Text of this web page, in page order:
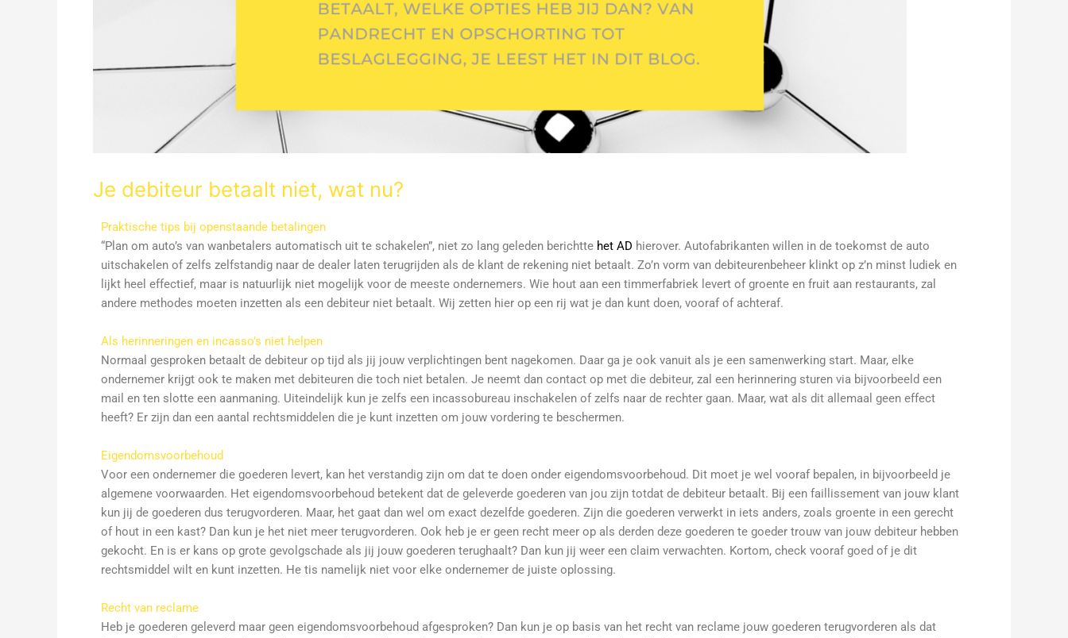
Je debiteur betaalt niet, wat nu?
Praktische tips bij openstaande betalingen
“Plan om auto’s van wanbetalers automatisch uit te schakelen”, niet zo lang geleden berichtte het AD hierover. Autofabrikanten willen in de toekomst de auto
uitschakelen of zelfs zelfstandig naar de dealer laten terugrijden als de klant de rekening niet betaalt. Zo’n vorm van debiteurenbeheer klinkt op z’n minst ludiek en
lijkt heel effectief, maar is natuurlijk niet mogelijk voor de meeste ondernemers. Wie hout aan een timmerfabriek levert of groente en fruit aan restaurants, zal
andere methodes moeten inzetten als een debiteur niet betaalt. Wij zetten hier op een rij wat je dan kunt doen, vooraf of achteraf.
Als herinneringen en incasso’s niet helpen
Normaal gesproken betaalt de debiteur op tijd als jij jouw verplichtingen bent nagekomen. Daar ga je ook vanuit als je een samenwerking start. Maar, elke
ondernemer krijgt ook te maken met debiteuren die toch niet betalen. Je neemt dan contact op met die debiteur, zal een herinnering sturen via bijvoorbeeld een
mail en ten slotte een aanmaning. Uiteindelijk kun je zelfs een incassobureau inschakelen of zelfs naar de rechter gaan. Maar, wat als dit allemaal geen effect
heeft? Er zijn dan een aantal rechtsmiddelen die je kunt inzetten om jouw vordering te beschermen.
Eigendomsvoorbehoud
Voor een ondernemer die goederen levert, kan het verstandig zijn om dat te doen onder eigendomsvoorbehoud. Dit moet je wel vooraf bepalen, in bijvoorbeeld je
algemene voorwaarden. Het eigendomsvoorbehoud betekent dat de geleverde goederen van jou zijn totdat de debiteur betaalt. Bij een faillissement van jouw klant
kun jij de goederen dus terugvorderen. Maar, het gaat dan wel om exact dezelfde goederen. Zijn die goederen verwerkt in iets anders, zoals groente in een gerecht
of hout in een kast? Dan kun je het niet meer terugvorderen. Ook heb je er geen recht meer op als derden deze goederen te goeder trouw van jouw debiteur hebben
gekocht. En is er kans op grote gevolgschade als jij jouw goederen terughaalt? Dan kun jij weer een claim verwachten. Kortom, check vooraf goed of je dit
rechtsmiddel wilt en kunt inzetten. He tis namelijk niet voor elke ondernemer de juiste oplossing.
Recht van reclame
Heb je goederen geleverd maar geen eigendomsvoorbehoud afgesproken? Dan kun je op basis van het recht van reclame jouw goederen terugvorderen als dat